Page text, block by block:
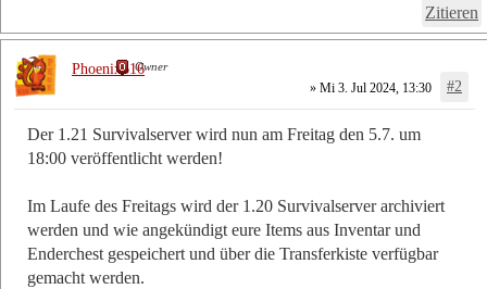
Zitieren
» Mi 3. Jul 2024, 13:30 #2
Der 1.21 Survivalserver wird nun am Freitag den 5.7. um
18:00 veröffentlicht werden!
Im Laufe des Freitags wird der 1.20 Survivalserver archiviert
werden und wie angekündigt eure Items aus Inventar und
Enderchest gespeichert und über die Transferkiste verfügbar
gemacht werden.
Phoenix616Owner